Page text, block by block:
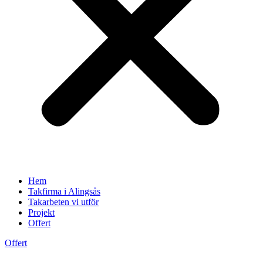
Hem
Takfirma i Alingsås
Takarbeten vi utför
Projekt
Offert
Offert